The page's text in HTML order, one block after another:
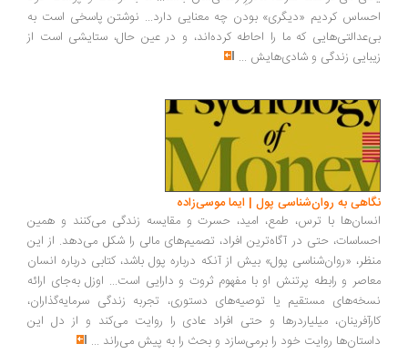
کردیم «دیگری» بودن چه معنایی دارد... نوشتن پاسخی است به
که ما را احاطه کرده‌اند، و در عین حال، ستایشی است از
زندگی و شادی‌هایش...
به روان‌شناسی پول | ایما موسی‌زاده
با ترس، طمع، امید، حسرت و مقایسه زندگی می‌کنند و همین
حتی در آگاه‌ترین افراد، تصمیم‌های مالی را شکل می‌دهد. از این
«روان‌شناسی پول» بیش از آنکه درباره پول باشد، کتابی درباره انسان
و رابطه پرتنش او با مفهوم ثروت و دارایی است... اوزل به‌جای ارائه
مستقیم یا توصیه‌های دستوری، تجربه زندگی سرمایه‌گذاران،
میلیاردرها و حتی افراد عادی را روایت می‌کند و از دل این
روایت خود را برمی‌سازد و بحث را به پیش می‌راند...